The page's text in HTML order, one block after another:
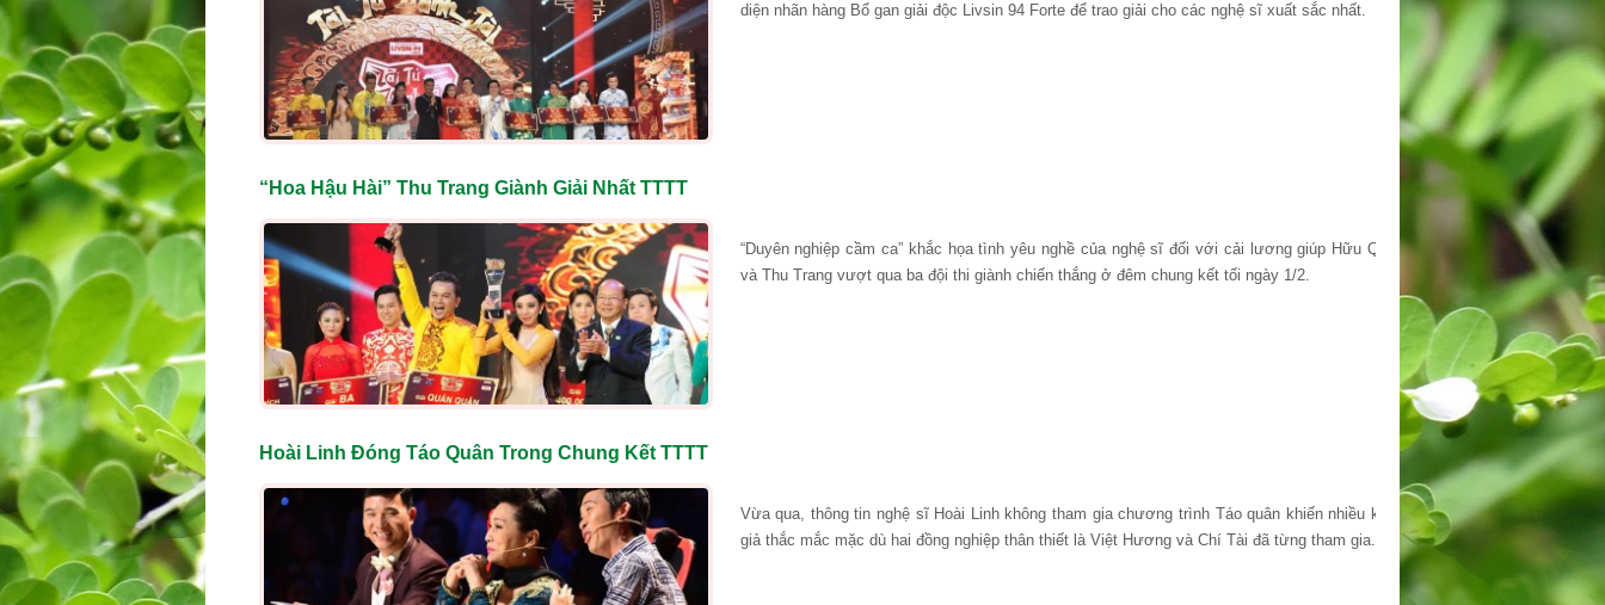
diện nhãn hàng Bổ gan giải độc Livsin 94 Forte để trao giải cho các nghệ sĩ xuất sắc nhất.
“Hoa Hậu Hài” Thu Trang Giành Giải Nhất TTTT
“Duyên nghiệp cầm ca” khắc họa tình yêu nghề của nghệ sĩ đối với cải lương giúp Hữu Quốc
và Thu Trang vượt qua ba đội thi giành chiến thắng ở đêm chung kết tối ngày 1/2.
Hoài Linh Đóng Táo Quân Trong Chung Kết TTTT
Vừa qua, thông tin nghệ sĩ Hoài Linh không tham gia chương trình Táo quân khiến nhiều khán
giả thắc mắc mặc dù hai đồng nghiệp thân thiết là Việt Hương và Chí Tài đã từng tham gia.